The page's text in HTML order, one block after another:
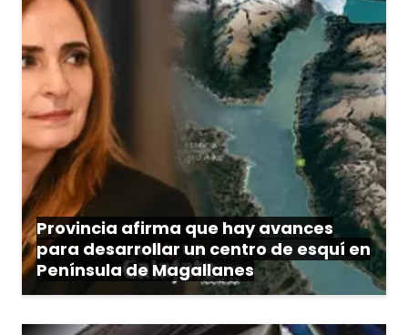
Provincia afirma que hay avances
para desarrollar un centro de esquí en
Península de Magallanes